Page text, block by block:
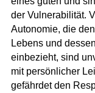
der Vulnerabilität.
Autonomie, die
Lebens und
einbezieht, sind
mit persönlicher
gefährdet den